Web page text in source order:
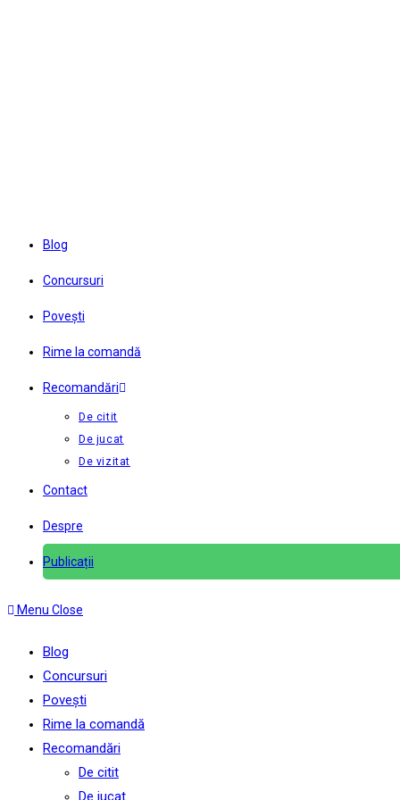
Blog
Concursuri
Povești
Rime la comandă
Recomandări
De citit
De jucat
De vizitat
Contact
Despre
Publicații
Menu Close
Blog
Concursuri
Povești
Rime la comandă
Recomandări
De citit
De jucat